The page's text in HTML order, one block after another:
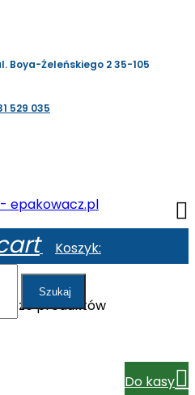
Boya-Żeleńskiego 2 35-105
529 035

Koszyk:
produktów
Do kasy
Szukaj